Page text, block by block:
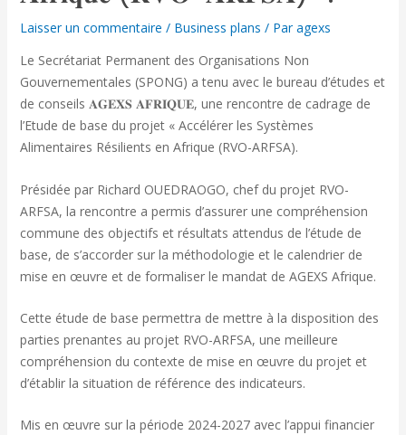
Laisser un commentaire / Business plans / Paragexs
Le Secrétariat Permanent des Organisations Non
Gouvernementales (SPONG) a tenu avec le bureau d’études et
de conseils 𝐀𝐆𝐄𝐗𝐒 𝐀𝐅𝐑𝐈𝐐𝐔𝐄, une rencontre de cadrage de
l’Etude de base du projet « Accélérer les Systèmes
Alimentaires Résilients en Afrique (RVO-ARFSA).
Présidée par Richard OUEDRAOGO, chef du projet RVO-
ARFSA, la rencontre a permis d’assurer une compréhension
commune des objectifs et résultats attendus de l’étude de
base, de s’accorder sur la méthodologie et le calendrier de
mise en œuvre et de formaliser le mandat de AGEXS Afrique.
Cette étude de base permettra de mettre à la disposition des
parties prenantes au projet RVO-ARFSA, une meilleure
compréhension du contexte de mise en œuvre du projet et
d’établir la situation de référence des indicateurs.
Mis en œuvre sur la période 2024-2027 avec l’appui financier